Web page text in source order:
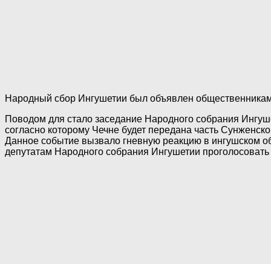
Народный сбор Ингушетии был объявлен
Поводом для стало заседание Народного собрания
согласно которому Чечне будет передана часть
Данное событие вызвало гневную реакцию в ингушском
депутатам Народного собрания Ингушетии